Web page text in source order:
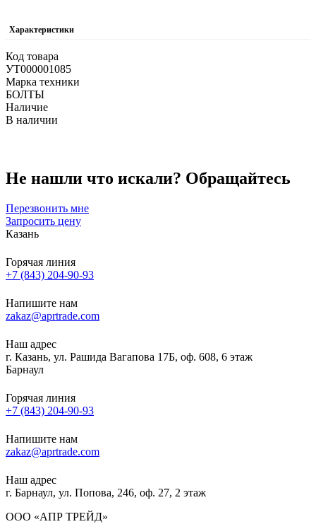
Характеристики
Код товара
УТ000001085
Марка техники
БОЛТЫ
Наличие
В наличии
Не нашли что искали? Обращайтесь
Перезвонить мне
Запросить цену
Казань
Горячая линия
+7 (843) 204-90-93
Напишите нам
zakaz@aprtrade.com
Наш адрес
г. Казань, ул. Рашида Вагапова 17Б, оф. 608, 6 этаж
Барнаул
Горячая линия
+7 (843) 204-90-93
Напишите нам
zakaz@aprtrade.com
Наш адрес
г. Барнаул, ул. Попова, 246, оф. 27, 2 этаж
ООО «АПР ТРЕЙД»